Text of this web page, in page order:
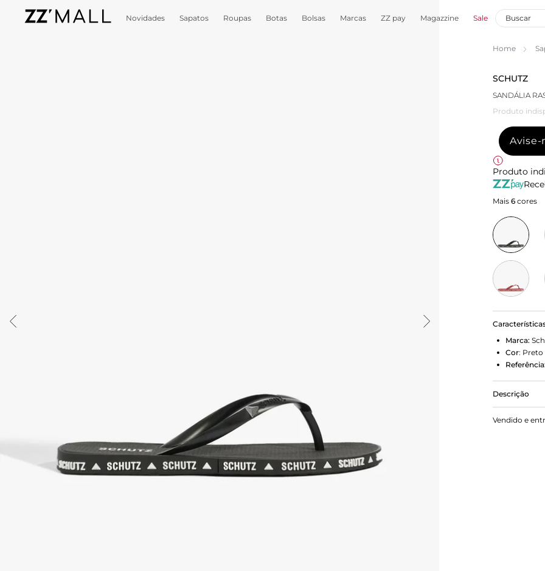
Novidades Sapatos Roupas Botas Bolsas Marcas ZZ pay Magazzine Sale
Home
SCHUTZ
SANDÁLIA
Produto
Avise-
Produto
Mais 6 cores
Marca:
Cor: Preto
Referência:
Descrição
Moderna e
Schutz
Vendido e